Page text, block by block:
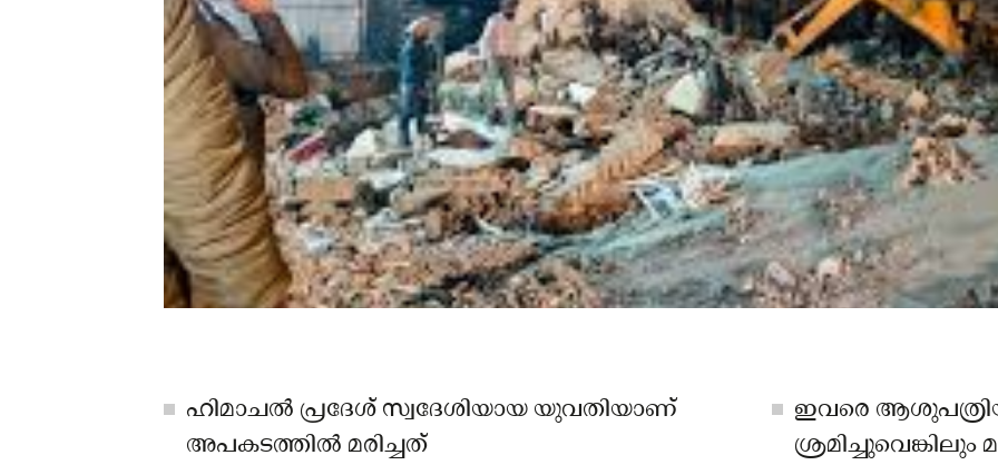
ഹിമാചൽ പ്രദേശ് സ്വദേശിയായ യുവതിയാണ്
അപകടത്തിൽ മരിച്ചത്
ഇവരെ